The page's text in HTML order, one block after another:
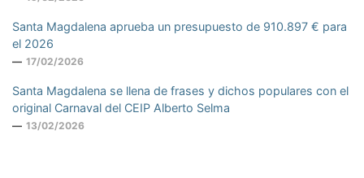
Santa Magdalena aprueba un presupuesto de 910.897 € para
el 2026
17/02/2026
Santa Magdalena se llena de frases y dichos populares con el
original Carnaval del CEIP Alberto Selma
13/02/2026